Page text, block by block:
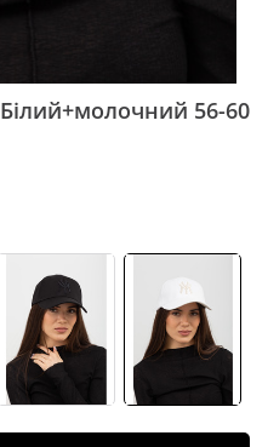
Білий+молочний 56-60